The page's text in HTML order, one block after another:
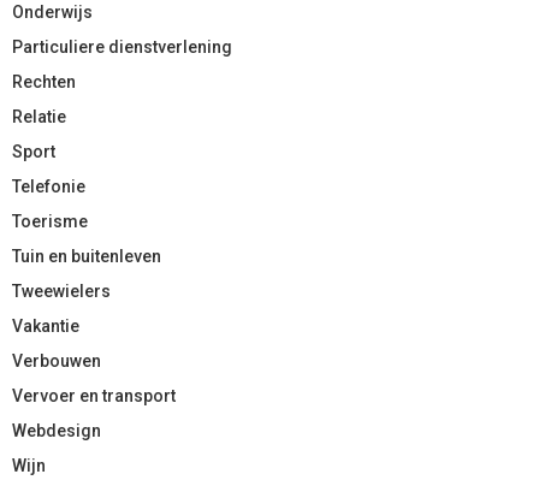
Onderwijs
Particuliere dienstverlening
Rechten
Relatie
Sport
Telefonie
Toerisme
Tuin en buitenleven
Tweewielers
Vakantie
Verbouwen
Vervoer en transport
Webdesign
Wijn